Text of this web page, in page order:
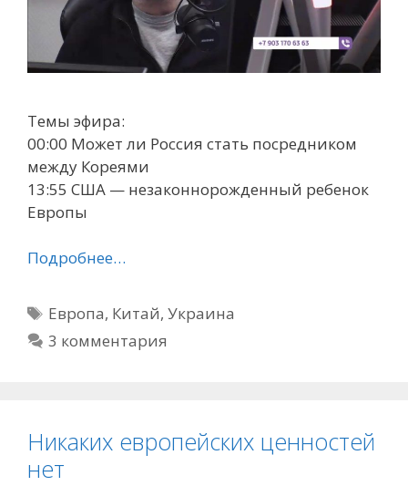
Темы эфира:
00:00 Может ли Россия стать посредником
между Кореями
13:55 США — незаконнорожденный ребенок
Европы
Подробнее…
Метки
Европа, Китай,Украина
3 комментария
Никаких европейских ценностей
нет